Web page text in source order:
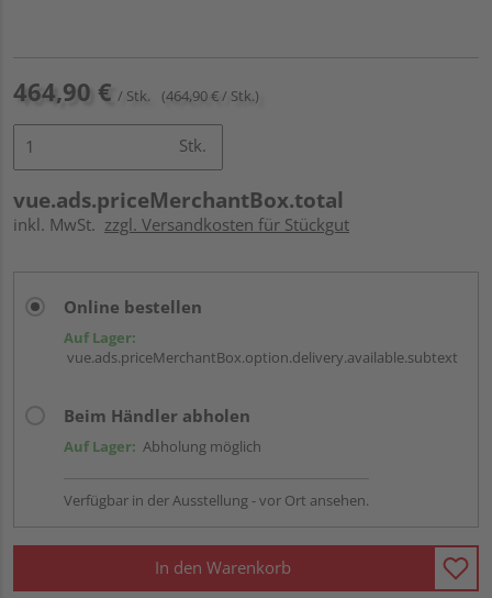
464,90 € / Stk. (464,90 € / Stk.)
Stk.
vue.ads.priceMerchantBox.total
inkl. MwSt. zzgl. Versandkosten für Stückgut
Online bestellen
Auf Lager:
vue.ads.priceMerchantBox.option.delivery.available.subtext
Beim Händler abholen
Auf Lager: Abholung möglich
Verfügbar in der Ausstellung - vor Ort ansehen.
In den Warenkorb